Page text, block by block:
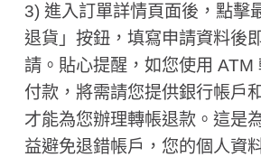
3) 進入訂單詳情頁面後，點擊
退貨」按鈕，填寫申請資料後
請。貼心提醒，如您使用 ATM
付款，將需請您提供銀行帳戶
才能為您辦理轉帳退款。這是
益避免退錯帳戶，您的個人資